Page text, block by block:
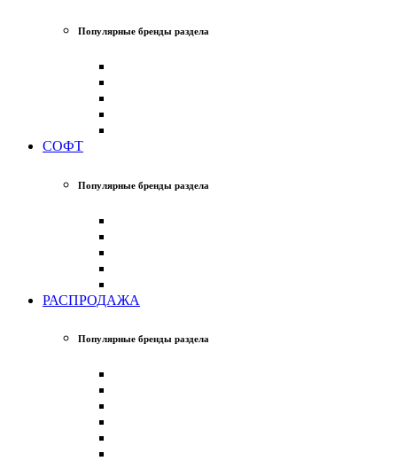
Популярные бренды раздела
СОФТ
Популярные бренды раздела
РАСПРОДАЖА
Популярные бренды раздела